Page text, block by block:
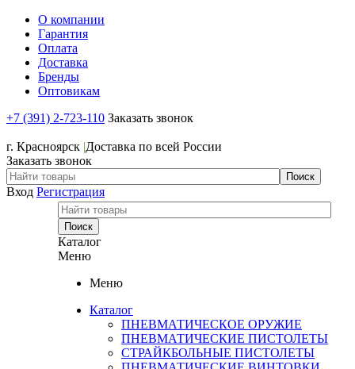
О компании
Гарантия
Оплата
Доставка
Бренды
Оптовикам
+7 (391) 2-723-110 Заказать звонок
г. Красноярск |Доставка по всей России
Заказать звонок
Вход Регистрация
Каталог
Меню
Меню
Каталог
ПНЕВМАТИЧЕСКОЕ ОРУЖИЕ
ПНЕВМАТИЧЕСКИЕ ПИСТОЛЕТЫ
СТРАЙКБОЛЬНЫЕ ПИСТОЛЕТЫ